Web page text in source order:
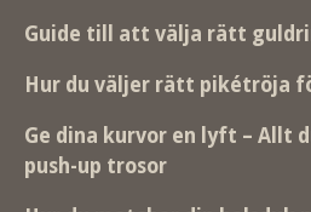
Guide till att välja rätt
Hur du väljer rätt pikétröja
Ge dina kurvor en lyft – Allt
push-up trosor